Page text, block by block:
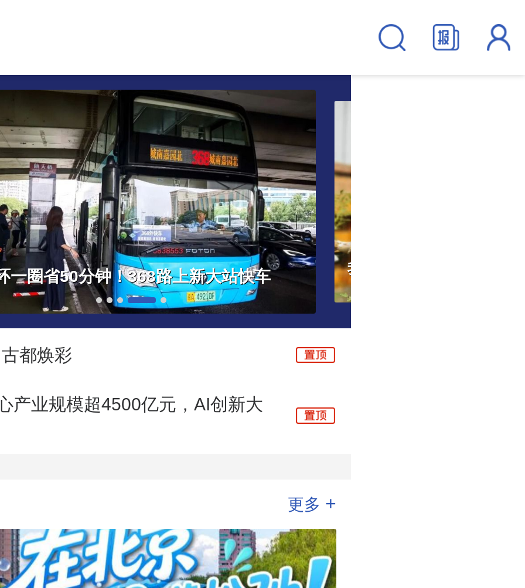
我在社区蹲点｜一把钥匙开一把心锁，她们帮拾荒老人“断舍离” 平谷“见缝插绿”点亮城乡
都焕彩
产业规模超4500亿元，AI创新大
更多 +